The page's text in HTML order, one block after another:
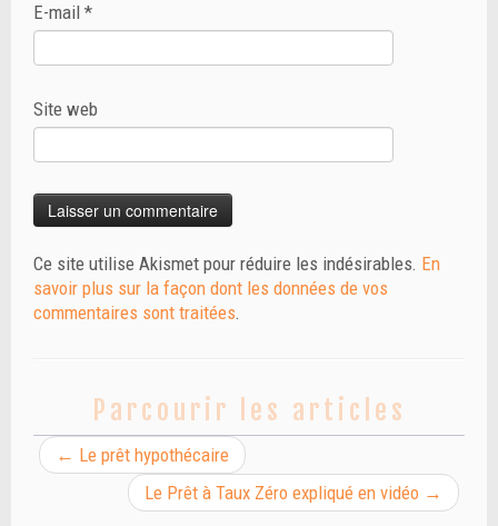
E-mail *
Site web
Ce site utilise Akismet pour réduire les indésirables. En
savoir plus sur la façon dont les données de vos
commentaires sont traitées
Parcourir les articles
← Le prêt hypothécaire
Le Prêt à Taux Zéro expliqué en vidéo →